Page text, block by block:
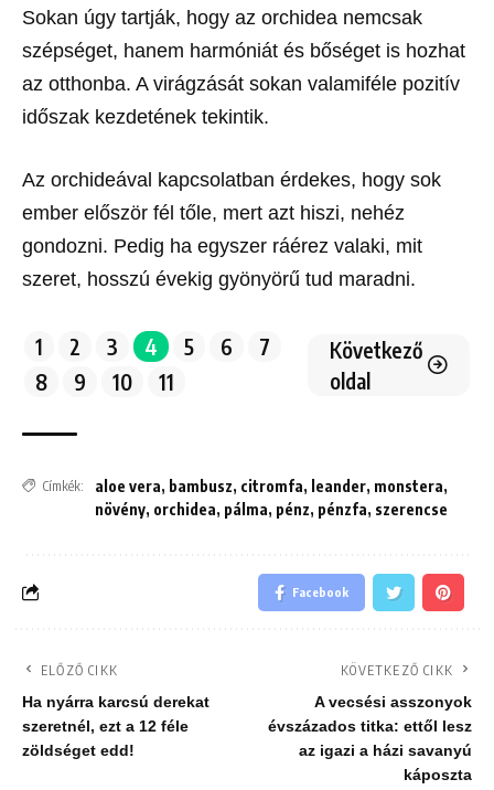
Sokan úgy tartják, hogy az orchidea nemcsak
szépséget, hanem harmóniát és bőséget is hozhat
az otthonba. A virágzását sokan valamiféle pozitív
időszak kezdetének tekintik.
Az orchideával kapcsolatban érdekes, hogy sok
ember először fél tőle, mert azt hiszi, nehéz
gondozni. Pedig ha egyszer ráérez valaki, mit
szeret, hosszú évekig gyönyörű tud maradni.
1 2 3 4 5 6
7
8
9 10 11
Következő
oldal
Címkék: aloe vera, bambusz, citromfa, leander, monstera,
növény, orchidea, pálma, pénz, pénzfa, szerencse
Facebook
ELŐZŐ CIKK
Ha nyárra karcsú derekat
szeretnél, ezt a 12 féle
zöldséget edd!
KÖVETKEZŐ CIKK
A vecsési asszonyok
évszázados titka: ettől lesz
az igazi a házi savanyú
káposzta